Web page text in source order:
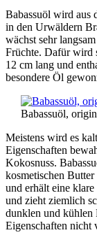
Babassuöl wird aus
in den Urwäldern
wächst sehr
Früchte. Dafür wird
12 cm lang und
besondere Öl
Babassuöl,
Meistens wird es
Eigenschaften
Kokosnuss.
kosmetischen
und erhält eine
und zieht ziemlich
dunklen und kühlen
Eigenschaften nicht